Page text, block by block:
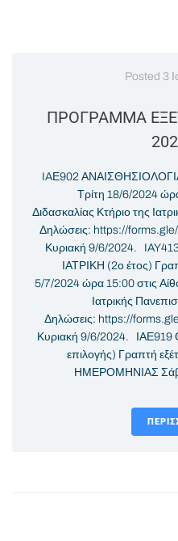
Posted 3
ΠΡΟΓΡΑΜΜΑ
IAΕ902
Τρίτη 18/6/2024
Διδασκαλίας Κτήριο της
Δηλώσεις: https://
Κυριακή 9/6/2024.
ΙΑΤΡΙΚΗ (2ο έτος)
5/7/2024 ώρα 15:00 στις
Ιατρικής
Δηλώσεις: https://
Κυριακή 9/6/2024.
επιλογής) Γραπτή
ΗΜΕΡΟΜΗΝΙΑΣ